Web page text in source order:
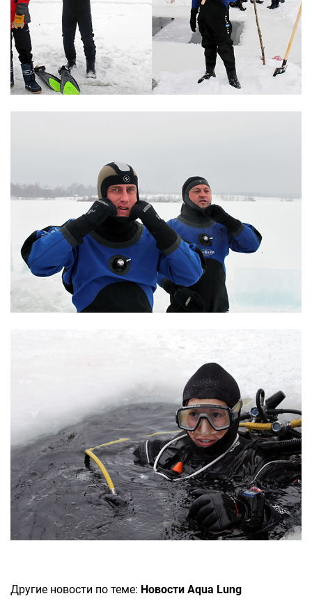
Другие новости по теме: Новости Aqua Lung